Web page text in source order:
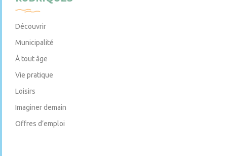
Découvrir
Municipalité
À tout âge
Vie pratique
Loisirs
Imaginer demain
Offres d’emploi